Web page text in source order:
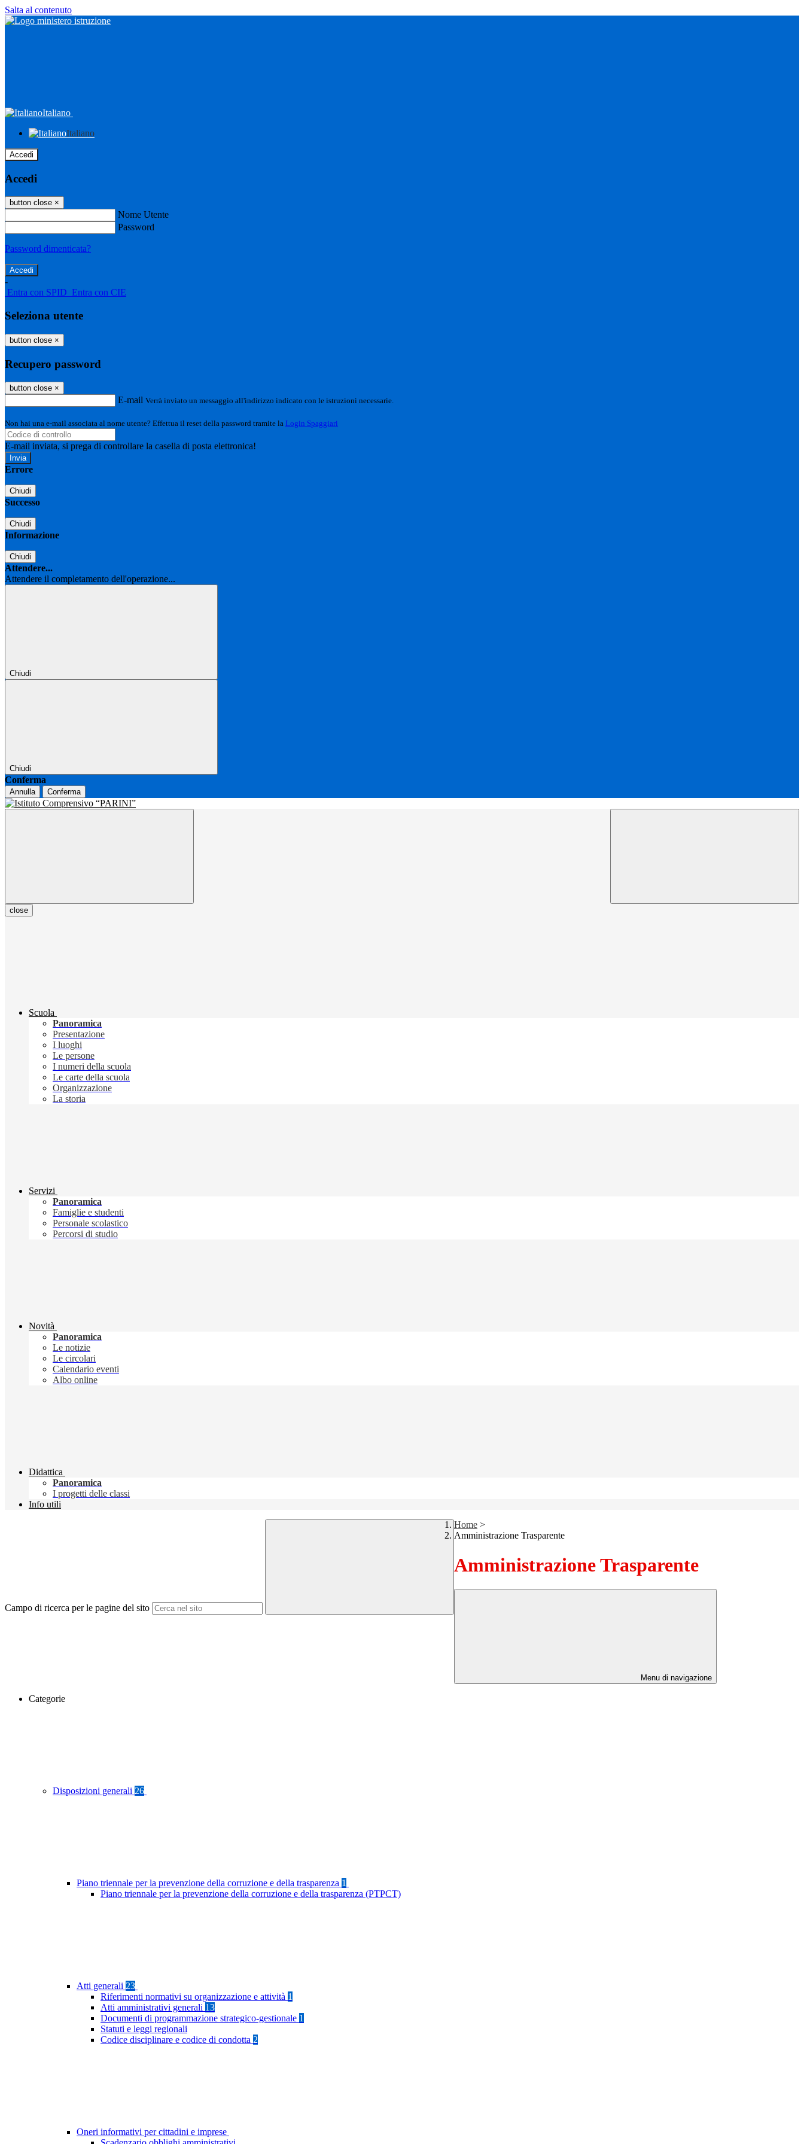
Salta al contenuto
Italiano
Italiano
Accedi
Accedi
button close ×
Nome Utente
Password
Password dimenticata?
-
Entra con SPID Entra con CIE
Seleziona utente
button close ×
Recupero password
button close ×
E-mail Verrà inviato un messaggio all'indirizzo indicato con le istruzioni necessarie.
Non hai una e-mail associata al nome utente? Effettua il reset della password tramite la Login Spaggiari
E-mail inviata, si prega di controllare la casella di posta elettronica!
Errore
Chiudi
Successo
Chiudi
Informazione
Chiudi
Attendere...
Attendere il completamento dell'operazione...
Chiudi
Chiudi
Conferma
Annulla Conferma
close
Scuola
Panoramica
Presentazione
I luoghi
Le persone
I numeri della scuola
Le carte della scuola
Organizzazione
La storia
Servizi
Panoramica
Famiglie e studenti
Personale scolastico
Percorsi di studio
Novità
Panoramica
Le notizie
Le circolari
Calendario eventi
Albo online
Didattica
Panoramica
I progetti delle classi
Info utili
Campo di ricerca per le pagine del sito
Home >
Amministrazione Trasparente
Amministrazione Trasparente
Menu di navigazione
Categorie
Disposizioni generali 26
Piano triennale per la prevenzione della corruzione e della trasparenza 1
Piano triennale per la prevenzione della corruzione e della trasparenza (PTPCT)
Atti generali 23
Riferimenti normativi su organizzazione e attività 1
Atti amministrativi generali 13
Documenti di programmazione strategico-gestionale 1
Statuti e leggi regionali
Codice disciplinare e codice di condotta 2
Oneri informativi per cittadini e imprese